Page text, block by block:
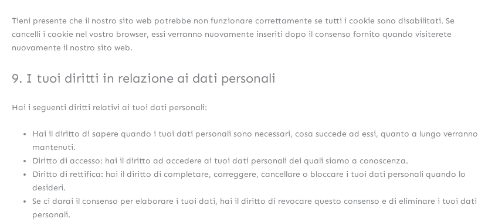
Tieni presente che il nostro sito web potrebbe non funzionare correttamente se tutti i cookie sono disabilitati. Se
cancelli i cookie nel vostro browser, essi verranno nuovamente inseriti dopo il consenso fornito quando visiterete
nuovamente il nostro sito web.
9. I tuoi diritti in relazione ai dati personali
Hai i seguenti diritti relativi ai tuoi dati personali:
Hai il diritto di sapere quando i tuoi dati personali sono necessari, cosa succede ad essi, quanto a lungo verranno
mantenuti.
Diritto di accesso: hai il diritto ad accedere ai tuoi dati personali dei quali siamo a conoscenza.
Diritto di rettifica: hai il diritto di completare, correggere, cancellare o bloccare i tuoi dati personali quando lo
desideri.
Se ci darai il consenso per elaborare i tuoi dati, hai il diritto di revocare questo consenso e di eliminare i tuoi dati
personali.